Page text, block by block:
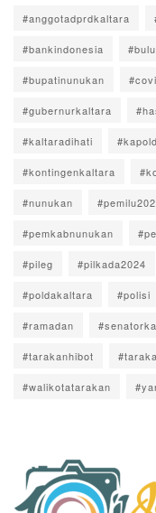
#anggotadprdkaltara
#bankindonesia
#bupatinunukan
#gubernurkaltara
#kaltaradihati
#kontingenkaltara
#nunukan
#pemkabnunukan
#pileg #pilkada2024
#poldakaltara #polisi
#ramadan
#tarakanhibot
#walikotatarakan